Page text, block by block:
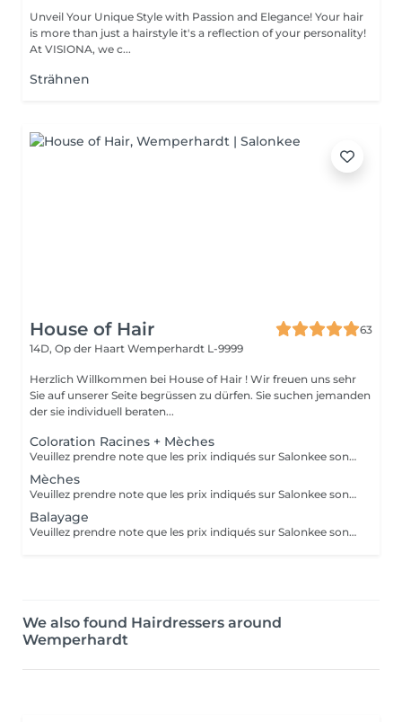
Unveil Your Unique Style with Passion and Elegance! Your hair
is more than just a hairstyle it's a reflection of your personality!
At VISIONA, we c...
Strähnen
House of Hair
63
14D, Op der Haart Wemperhardt L-9999
Herzlich Willkommen bei House of Hair ! Wir freuen uns sehr
Sie auf unserer Seite begrüssen zu dürfen. Sie suchen jemanden
der sie individuell beraten...
Coloration Racines + Mèches
Veuillez prendre note que les prix indiqués sur Salonkee sont communiqués à titre informatif et s'entendent de base. Ces derniers sont susceptibles de varier selon le diagnostic réalisé à votre arrivée au salon et l'expertise du professionnel à qui vous confiez votre beauté. Dans tous les cas, un devis précis vous sera proposé et toutes réalisations de prestations seront effectuées avec votre accord. Un grand merci d'avance pour votre compréhension. Au plaisir de vous recevoir très vite.
Mèches
Veuillez prendre note que les prix indiqués sur Salonkee sont communiqués à titre informatif et s'entendent de base. Ces derniers sont susceptibles de varier selon le diagnostic réalisé à votre arrivée au salon et l'expertise du professionnel à qui vous confiez votre beauté. Dans tous les cas, un devis précis vous sera proposé et toutes réalisations de prestations seront effectuées avec votre accord. Un grand merci d'avance pour votre compréhension. Au plaisir de vous recevoir très vite.
Balayage
Veuillez prendre note que les prix indiqués sur Salonkee sont communiqués à titre informatif et s'entendent de base. Ces derniers sont susceptibles de varier selon le diagnostic réalisé à votre arrivée au salon et l'expertise du professionnel à qui vous confiez votre beauté. Dans tous les cas, un devis précis vous sera proposé et toutes réalisations de prestations seront effectuées avec votre accord. Un grand merci d'avance pour votre compréhension. Au plaisir de vous recevoir très vite.
We also found Hairdressers around
Wemperhardt